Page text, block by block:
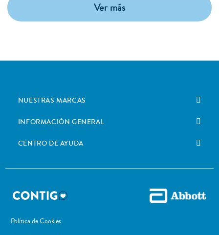
Ver más
NUESTRAS MARCAS
INFORMACIÓN GENERAL
CENTRO DE AYUDA
Política de Cookies